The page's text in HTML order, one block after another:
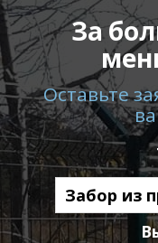
За
Оставьте